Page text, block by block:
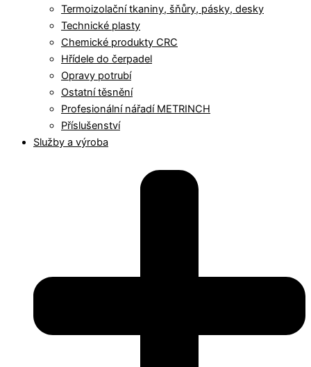
Termoizolační tkaniny, šňůry, pásky, desky
Technické plasty
Chemické produkty CRC
Hřídele do čerpadel
Opravy potrubí
Ostatní těsnění
Profesionální nářadí METRINCH
Příslušenství
Služby a výroba